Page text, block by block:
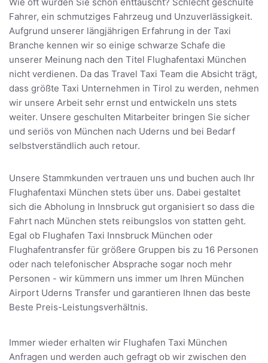
Fahrer, ein schmutziges Fahrzeug und Unzuverlässigkeit.
Aufgrund unserer längjährigen Erfahrung in der Taxi
Branche kennen wir so einige schwarze Schafe die
unserer Meinung nach den Titel Flughafentaxi München
nicht verdienen. Da das Travel Taxi Team die Absicht trägt,
dass größte Taxi Unternehmen in Tirol zu werden, nehmen
wir unsere Arbeit sehr ernst und entwickeln uns stets
weiter. Unsere geschulten Mitarbeiter bringen Sie sicher
und seriös von München nach Uderns und bei Bedarf
selbstverständlich auch retour.
Unsere Stammkunden vertrauen uns und buchen auch Ihr
Flughafentaxi München stets über uns. Dabei gestaltet
sich die Abholung in Innsbruck gut organisiert so dass die
Fahrt nach München stets reibungslos von statten geht.
Egal ob Flughafen Taxi Innsbruck München oder
Flughafentransfer für größere Gruppen bis zu 16 Personen
oder nach telefonischer Absprache sogar noch mehr
Personen - wir kümmern uns immer um Ihren München
Airport Uderns Transfer und garantieren Ihnen das beste
Beste Preis-Leistungsverhältnis.
Immer wieder erhalten wir Flughafen Taxi München
Anfragen und werden auch gefragt ob wir zwischen den